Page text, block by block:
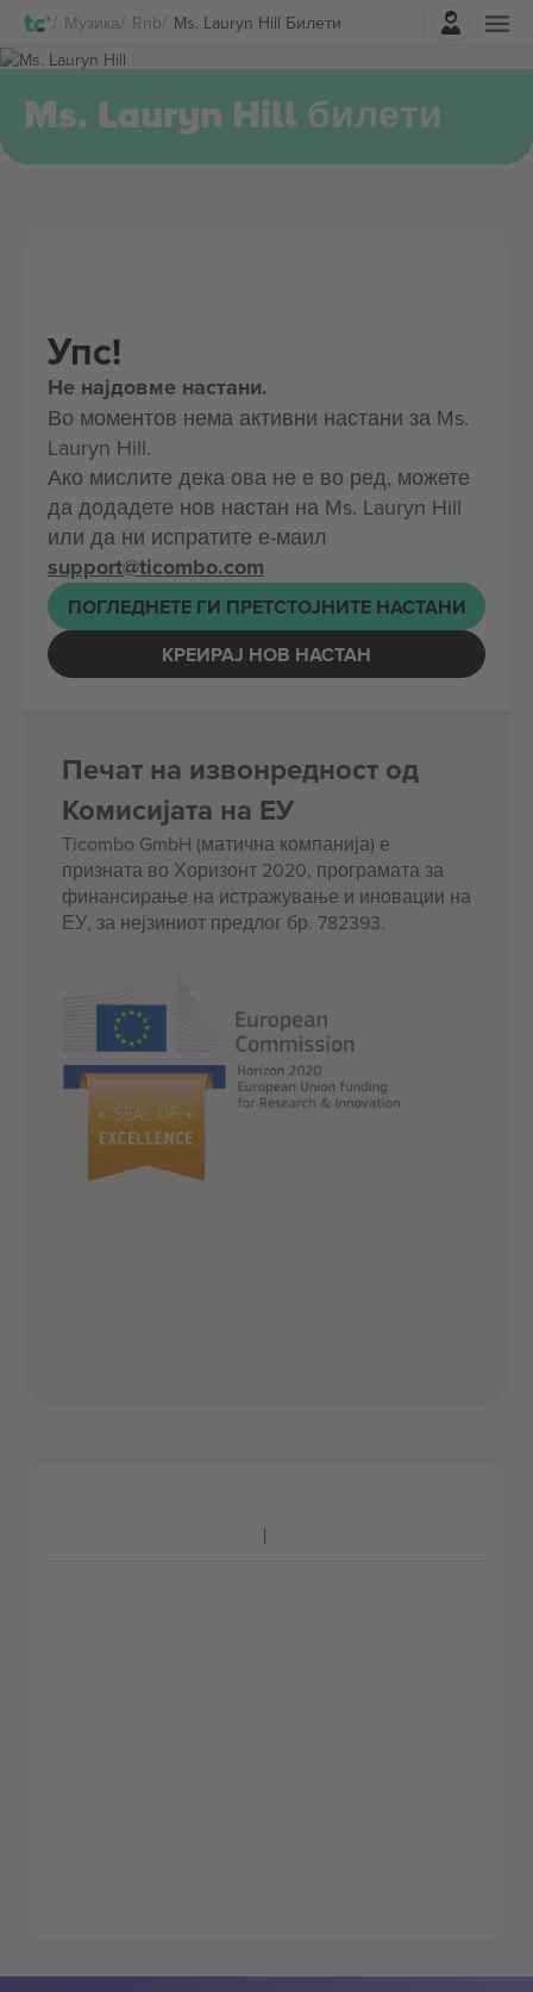
Музика Rnb Ms. Lauryn Hill Билети
Најави се
Ms. Lauryn Hill билети
Упс!
Не најдовме настани.
Во моментов нема активни настани за Ms.
Lauryn Hill.
Ако мислите дека ова не е во ред, можете
да додадете нов настан на Ms. Lauryn Hill
или да ни испратите е-маил
support@ticombo.com
ПОГЛЕДНЕТЕ ГИ ПРЕТСТОЈНИТЕ НАСТАНИ
КРЕИРАЈ НОВ НАСТАН
Печат на извонредност од
Комисијата на ЕУ
Ticombo GmbH (матична компанија) е
призната во Хоризонт 2020, програмата за
финансирање на истражување и иновации на
ЕУ, за нејзиниот предлог бр. 782393.